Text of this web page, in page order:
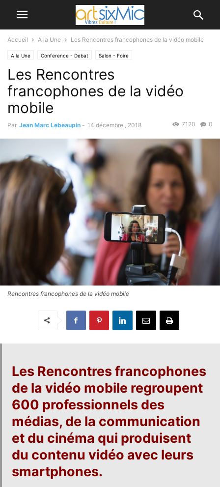
Accueil A la Une Les Rencontres francophones de la vidéo mobile
A la Une Conference - Debat Salon - Foire
Les Rencontres
francophones de la vidéo
mobile
Par Jean Marc Lebeaupin - 14 décembre , 2018 0
7120
Rencontres francophones de la vidéo mobile
Les Rencontres francophones
de la vidéo mobile regroupent
600 professionnels des
médias, de la communication
et du cinéma qui produisent
du contenu vidéo avec leurs
smartphones.